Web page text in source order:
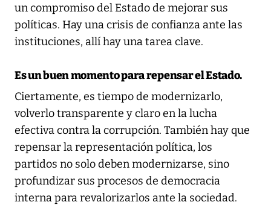
un compromiso del Estado de mejorar sus
políticas. Hay una crisis de confianza ante las
instituciones, allí hay una tarea clave.
Es un buen momento para repensar el Estado.
Ciertamente, es tiempo de modernizarlo,
volverlo transparente y claro en la lucha
efectiva contra la corrupción. También hay que
repensar la representación política, los
partidos no solo deben modernizarse, sino
profundizar sus procesos de democracia
interna para revalorizarlos ante la sociedad.